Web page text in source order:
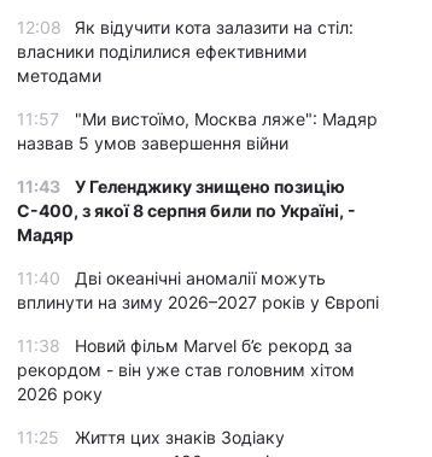
12:08
Як відучити кота залазити на стіл:
власники поділилися ефективними
методами
11:57
"Ми вистоїмо, Москва ляже": Мадяр
назвав 5 умов завершення війни
11:43
У Геленджику знищено позицію
С-400, з якої 8 серпня били по Україні, -
Мадяр
11:40
Дві океанічні аномалії можуть
вплинути на зиму 2026–2027 років у Європі
11:38
Новий фільм Marvel б’є рекорд за
рекордом - він уже став головним хітом
2026 року
11:25
Життя цих знаків Зодіаку